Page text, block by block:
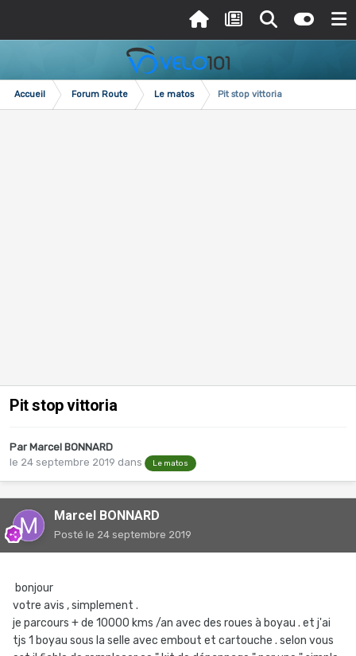
Accueil Forum Route Le matos Pit stop vittoria
Pit stop vittoria
Par Marcel BONNARD
le 24 septembre 2019 dans Le matos
Marcel BONNARD
Posté le 24 septembre 2019
bonjour
votre avis , simplement .
je parcours + de 10000 kms /an avec des roues à boyau . et j'ai
tjs 1 boyau sous la selle avec embout et cartouche . selon vous